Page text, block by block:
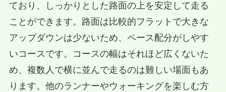
ており、しっかりとした路面の上を安定して走る
ことができます。路面は比較的フラットで大きな
アップダウンは少ないため、ペース配分がしやす
いコースです。コースの幅はそれほど広くないた
め、複数人で横に並んで走るのは難しい場面もあ
ります。他のランナーやウォーキングを楽しむ方